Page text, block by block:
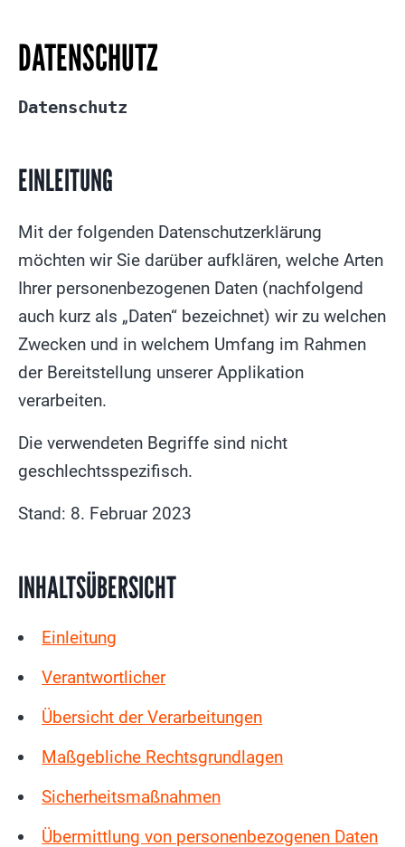
DATENSCHUTZ
Datenschutz
EINLEITUNG
Mit der folgenden Datenschutzerklärung
möchten wir Sie darüber aufklären, welche Arten
Ihrer personenbezogenen Daten (nachfolgend
auch kurz als „Daten“ bezeichnet) wir zu welchen
Zwecken und in welchem Umfang im Rahmen
der Bereitstellung unserer Applikation
verarbeiten.
Die verwendeten Begriffe sind nicht
geschlechtsspezifisch.
Stand: 8. Februar 2023
INHALTSÜBERSICHT
Einleitung
Verantwortlicher
Übersicht der Verarbeitungen
Maßgebliche Rechtsgrundlagen
Sicherheitsmaßnahmen
Übermittlung von personenbezogenen Daten